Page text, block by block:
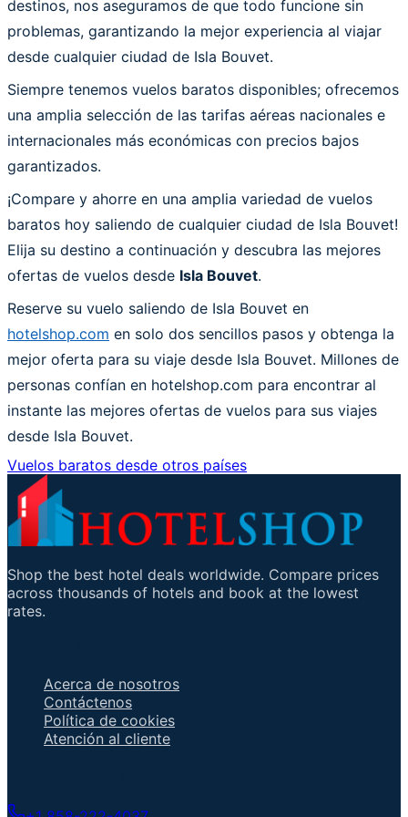
destinos, nos aseguramos de que todo funcione sin
problemas, garantizando la mejor experiencia al viajar
desde cualquier ciudad de Isla Bouvet.
Siempre tenemos vuelos baratos disponibles; ofrecemos
una amplia selección de las tarifas aéreas nacionales e
internacionales más económicas con precios bajos
garantizados.
¡Compare y ahorre en una amplia variedad de vuelos
baratos hoy saliendo de cualquier ciudad de Isla Bouvet!
Elija su destino a continuación y descubra las mejores
ofertas de vuelos desde Isla Bouvet.
Reserve su vuelo saliendo de Isla Bouvet en
hotelshop.com en solo dos sencillos pasos y obtenga la
mejor oferta para su viaje desde Isla Bouvet. Millones de
personas confían en hotelshop.com para encontrar al
instante las mejores ofertas de vuelos para sus viajes
desde Isla Bouvet.
Vuelos baratos desde otros países
Shop the best hotel deals worldwide. Compare prices
across thousands of hotels and book at the lowest
rates.
Acerca de nosotros
Contáctenos
Política de cookies
Atención al cliente